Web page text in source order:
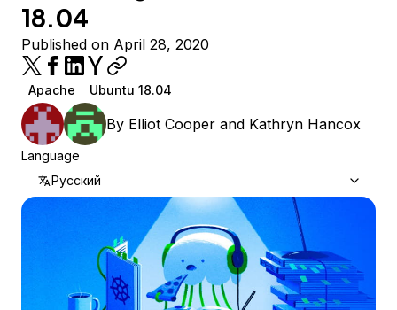
18.04
Published on April 28, 2020
Apache Ubuntu 18.04
By Elliot Cooper and Kathryn Hancox
Language
Русский